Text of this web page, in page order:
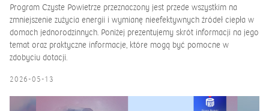
Program Czyste Powietrze przeznaczony jest przede wszystkim na
zmniejszenie zużycia energii i wymianę nieefektywnych źródeł ciepła w
domach jednorodzinnych. Poniżej prezentujemy skrót informacji na jego
temat oraz praktyczne informacje, które mogą być pomocne w
zdobyciu dotacji.
2026-05-13